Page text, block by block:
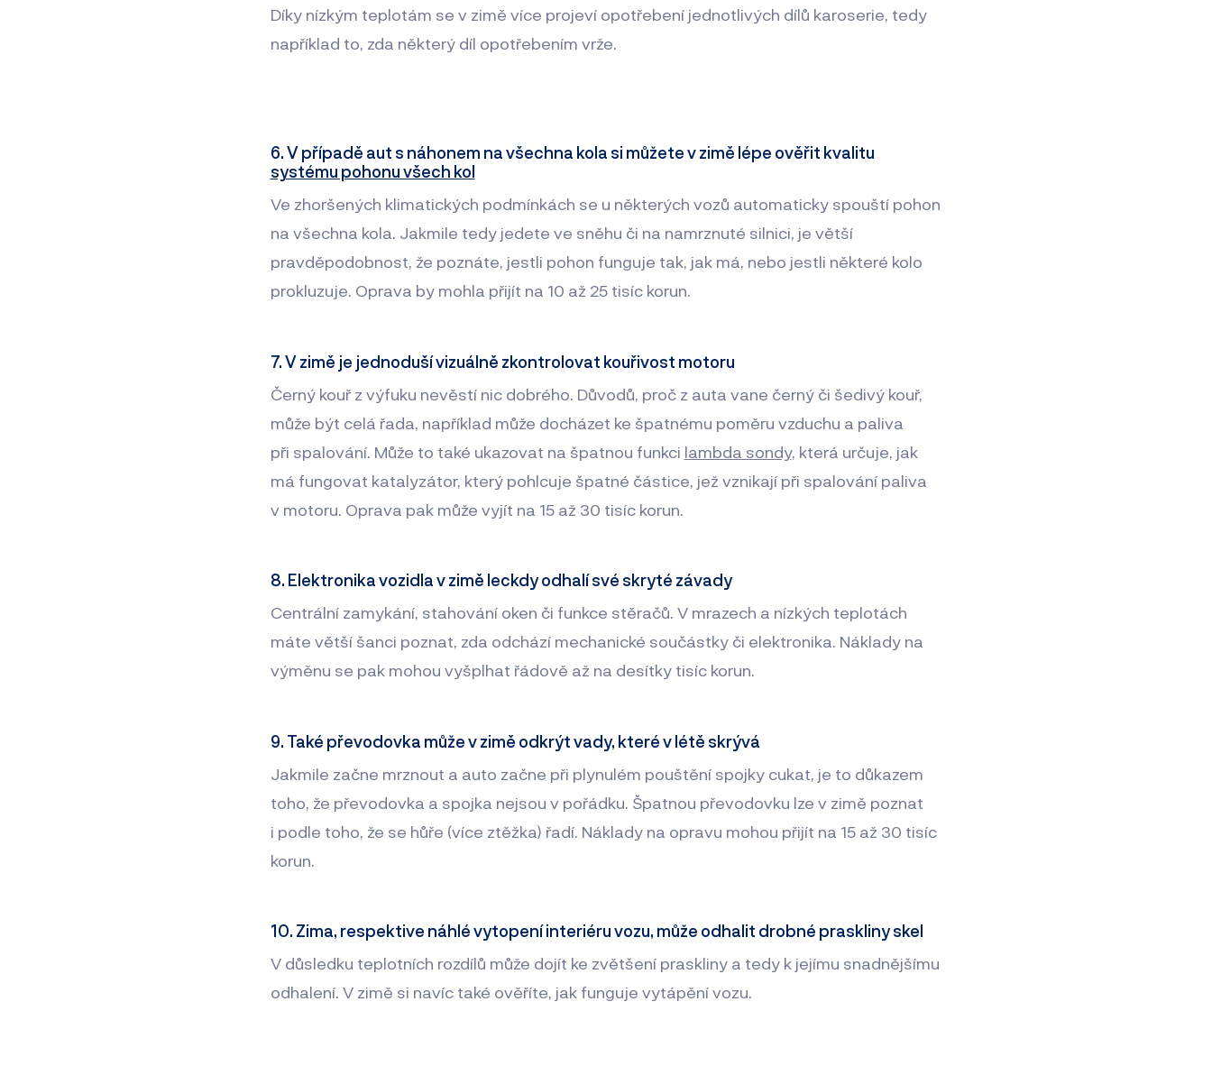
Díky nízkým teplotám se v zimě více projeví opotřebení jednotlivých dílů karoserie, tedy
například to, zda některý díl opotřebením vrže.
6. V případě aut s náhonem na všechna kola si můžete v zimě lépe ověřit kvalitu
systému pohonu všech kol
Ve zhoršených klimatických podmínkách se u některých vozů automaticky spouští pohon
na všechna kola. Jakmile tedy jedete ve sněhu či na namrznuté silnici, je větší
pravděpodobnost, že poznáte, jestli pohon funguje tak, jak má, nebo jestli některé kolo
prokluzuje. Oprava by mohla přijít na 10 až 25 tisíc korun.
7. V zimě je jednoduší vizuálně zkontrolovat kouřivost motoru
Černý kouř z výfuku nevěstí nic dobrého. Důvodů, proč z auta vane černý či šedivý kouř,
může být celá řada, například může docházet ke špatnému poměru vzduchu a paliva
při spalování. Může to také ukazovat na špatnou funkci lambda sondy, která určuje, jak
má fungovat katalyzátor, který pohlcuje špatné částice, jež vznikají při spalování paliva
v motoru. Oprava pak může vyjít na 15 až 30 tisíc korun.
8. Elektronika vozidla v zimě leckdy odhalí své skryté závady
Centrální zamykání, stahování oken či funkce stěračů. V mrazech a nízkých teplotách
máte větší šanci poznat, zda odchází mechanické součástky či elektronika. Náklady na
výměnu se pak mohou vyšplhat řádově až na desítky tisíc korun.
9. Také převodovka může v zimě odkrýt vady, které v létě skrývá
Jakmile začne mrznout a auto začne při plynulém pouštění spojky cukat, je to důkazem
toho, že převodovka a spojka nejsou v pořádku. Špatnou převodovku lze v zimě poznat
i podle toho, že se hůře (více ztěžka) řadí. Náklady na opravu mohou přijít na 15 až 30 tisíc
korun.
10. Zima, respektive náhlé vytopení interiéru vozu, může odhalit drobné praskliny skel
V důsledku teplotních rozdílů může dojít ke zvětšení praskliny a tedy k jejímu snadnějšímu
odhalení. V zimě si navíc také ověříte, jak funguje vytápění vozu.